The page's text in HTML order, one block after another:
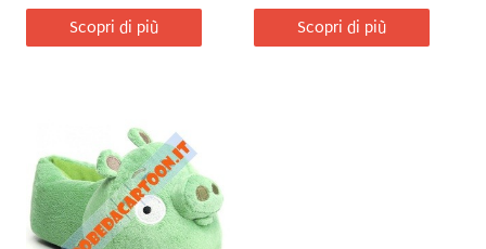
Scopri di più Scopri di più